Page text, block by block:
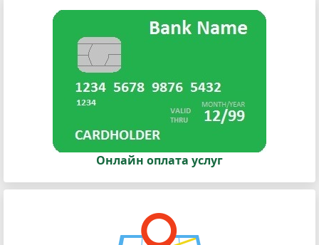
Онлайн оплата услуг